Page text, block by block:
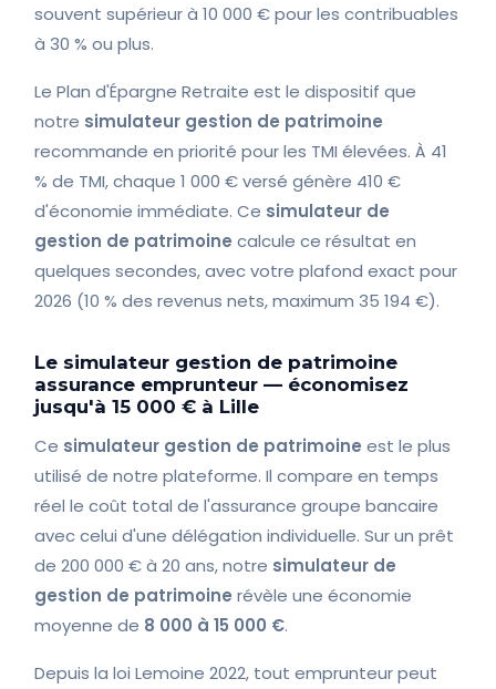
souvent supérieur à 10 000 € pour les contribuables
à 30 % ou plus.
Le Plan d'Épargne Retraite est le dispositif que
notre simulateur gestion de patrimoine
recommande en priorité pour les TMI élevées. À 41
% de TMI, chaque 1 000 € versé génère 410 €
d'économie immédiate. Ce simulateur de
gestion de patrimoine calcule ce résultat en
quelques secondes, avec votre plafond exact pour
2026 (10 % des revenus nets, maximum 35 194 €).
Le simulateur gestion de patrimoine
assurance emprunteur — économisez
jusqu'à 15 000 € à Lille
Ce simulateur gestion de patrimoine est le plus
utilisé de notre plateforme. Il compare en temps
réel le coût total de l'assurance groupe bancaire
avec celui d'une délégation individuelle. Sur un prêt
de 200 000 € à 20 ans, notre simulateur de
gestion de patrimoine révèle une économie
moyenne de 8 000 à 15 000 €.
Depuis la loi Lemoine 2022, tout emprunteur peut